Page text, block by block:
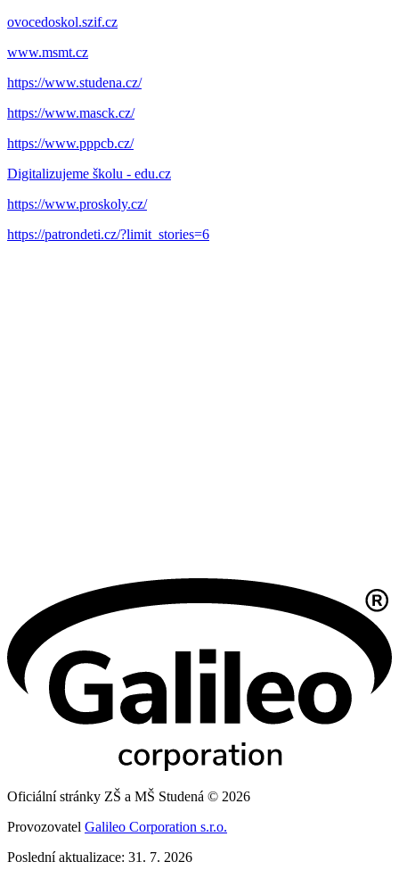
ovocedoskol.szif.cz
www.msmt.cz
https://www.studena.cz/
https://www.masck.cz/
https://www.pppcb.cz/
Digitalizujeme školu - edu.cz
https://www.proskoly.cz/
https://patrondeti.cz/?limit_stories=6
Oficiální stránky ZŠ a MŠ Studená © 2026
Provozovatel Galileo Corporation s.r.o.
Poslední aktualizace: 31. 7. 2026